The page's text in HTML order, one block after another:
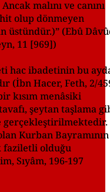
malını ve canını
olup dönmeyen
üstündür.)” (Ebû
11 [969])
hac ibadetinin bu
(İbn Hacer, Feth, 2/
kısım menâsiki
şeytan taşlama
gerçekleştirilmektedir.
Kurban Bayramının
faziletli olduğu
Sıyâm, 196-197